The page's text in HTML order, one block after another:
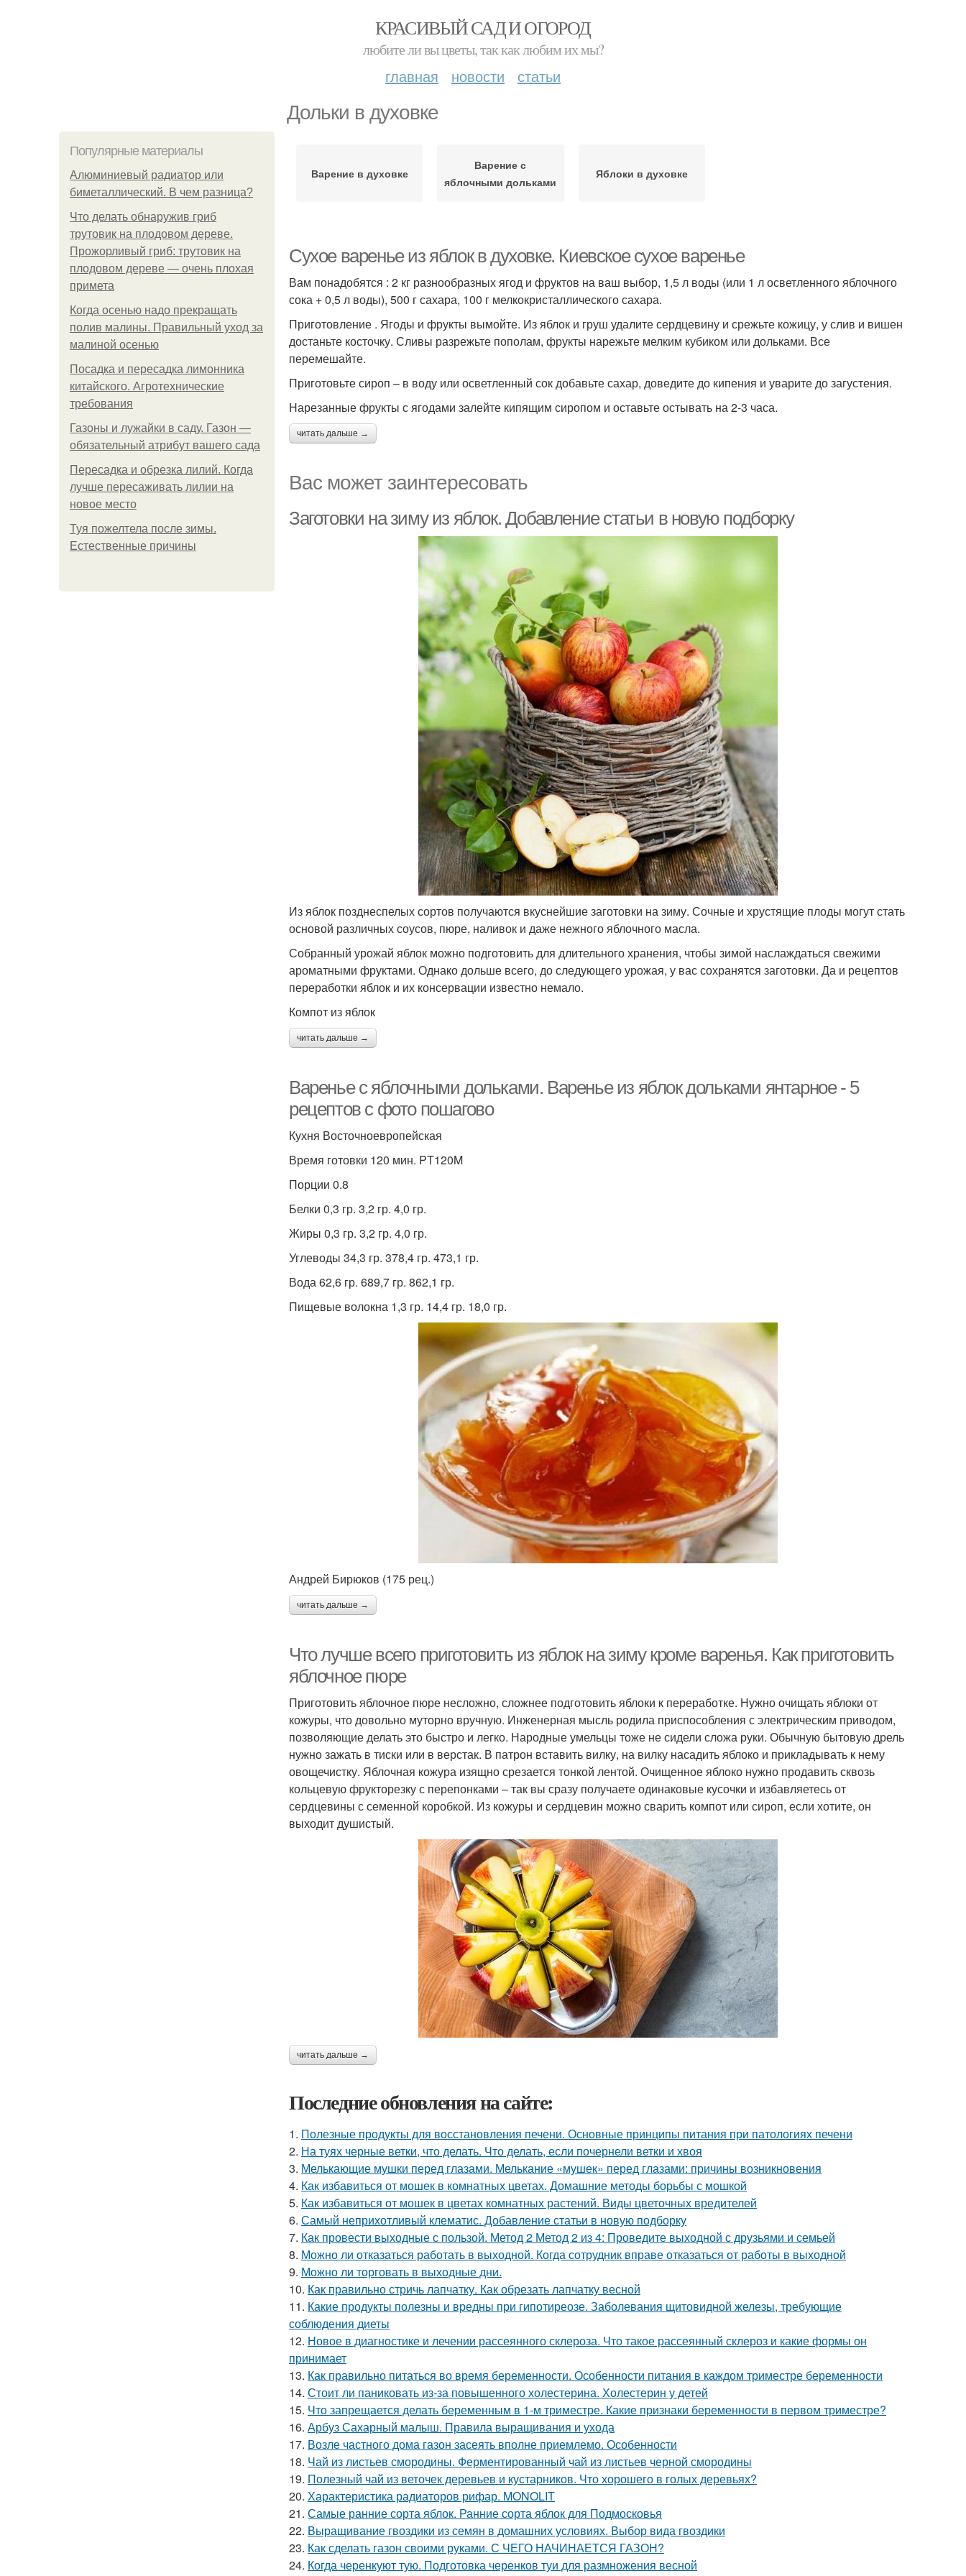
КРАСИВЫЙ САД И ОГОРОД
любите ли вы цветы, так как любим их мы?
главная новости статьи
Дольки в духовке
Популярные материалы
Алюминиевый радиатор или
биметаллический. В чем разница?
Что делать обнаружив гриб
трутовик на плодовом дереве.
Прожорливый гриб: трутовик на
плодовом дереве — очень плохая
примета
Когда осенью надо прекращать
полив малины. Правильный уход за
малиной осенью
Посадка и пересадка лимонника
китайского. Агротехнические
требования
Газоны и лужайки в саду. Газон —
обязательный атрибут вашего сада
Пересадка и обрезка лилий. Когда
лучше пересаживать лилии на
новое место
Туя пожелтела после зимы.
Естественные причины
Варение в духовке
Варение с
яблочными дольками
Яблоки в духовке
Сухое варенье из яблок в духовке. Киевское сухое варенье
Вам понадобятся : 2 кг разнообразных ягод и фруктов на ваш выбор, 1,5 л воды (или 1 л осветленного яблочного
сока + 0,5 л воды), 500 г сахара, 100 г мелкокристаллического сахара.
Приготовление . Ягоды и фрукты вымойте. Из яблок и груш удалите сердцевину и срежьте кожицу, у слив и вишен
достаньте косточку. Сливы разрежьте пополам, фрукты нарежьте мелким кубиком или дольками. Все
перемешайте.
Приготовьте сироп – в воду или осветленный сок добавьте сахар, доведите до кипения и уварите до загустения.
Нарезанные фрукты с ягодами залейте кипящим сиропом и оставьте остывать на 2-3 часа.
читать дальше →
Вас может заинтересовать
Заготовки на зиму из яблок. Добавление статьи в новую подборку
Из яблок позднеспелых сортов получаются вкуснейшие заготовки на зиму. Сочные и хрустящие плоды могут стать
основой различных соусов, пюре, наливок и даже нежного яблочного масла.
Собранный урожай яблок можно подготовить для длительного хранения, чтобы зимой наслаждаться свежими
ароматными фруктами. Однако дольше всего, до следующего урожая, у вас сохранятся заготовки. Да и рецептов
переработки яблок и их консервации известно немало.
Компот из яблок
читать дальше →
Варенье с яблочными дольками. Варенье из яблок дольками янтарное - 5
рецептов с фото пошагово
Кухня Восточноевропейская
Время готовки 120 мин. PT120M
Порции 0.8
Белки 0,3 гр. 3,2 гр. 4,0 гр.
Жиры 0,3 гр. 3,2 гр. 4,0 гр.
Углеводы 34,3 гр. 378,4 гр. 473,1 гр.
Вода 62,6 гр. 689,7 гр. 862,1 гр.
Пищевые волокна 1,3 гр. 14,4 гр. 18,0 гр.
Андрей Бирюков (175 рец.)
читать дальше →
Что лучше всего приготовить из яблок на зиму кроме варенья. Как приготовить
яблочное пюре
Приготовить яблочное пюре несложно, сложнее подготовить яблоки к переработке. Нужно очищать яблоки от
кожуры, что довольно муторно вручную. Инженерная мысль родила приспособления с электрическим приводом,
позволяющие делать это быстро и легко. Народные умельцы тоже не сидели сложа руки. Обычную бытовую дрель
нужно зажать в тиски или в верстак. В патрон вставить вилку, на вилку насадить яблоко и прикладывать к нему
овощечистку. Яблочная кожура изящно срезается тонкой лентой. Очищенное яблоко нужно продавить сквозь
кольцевую фрукторезку с перепонками – так вы сразу получаете одинаковые кусочки и избавляетесь от
сердцевины с семенной коробкой. Из кожуры и сердцевин можно сварить компот или сироп, если хотите, он
выходит душистый.
читать дальше →
Последние обновления на сайте:
1. Полезные продукты для восстановления печени. Основные принципы питания при патологиях печени
2. На туях черные ветки, что делать. Что делать, если почернели ветки и хвоя
3. Мелькающие мушки перед глазами. Мелькание «мушек» перед глазами: причины возникновения
4. Как избавиться от мошек в комнатных цветах. Домашние методы борьбы с мошкой
5. Как избавиться от мошек в цветах комнатных растений. Виды цветочных вредителей
6. Самый неприхотливый клематис. Добавление статьи в новую подборку
7. Как провести выходные с пользой. Метод 2 Метод 2 из 4: Проведите выходной с друзьями и семьей
8. Можно ли отказаться работать в выходной. Когда сотрудник вправе отказаться от работы в выходной
9. Можно ли торговать в выходные дни.
10. Как правильно стричь лапчатку. Как обрезать лапчатку весной
11. Какие продукты полезны и вредны при гипотиреозе. Заболевания щитовидной железы, требующие
соблюдения диеты
12. Новое в диагностике и лечении рассеянного склероза. Что такое рассеянный склероз и какие формы он
принимает
13. Как правильно питаться во время беременности. Особенности питания в каждом триместре беременности
14. Стоит ли паниковать из-за повышенного холестерина. Холестерин у детей
15. Что запрещается делать беременным в 1-м триместре. Какие признаки беременности в первом триместре?
16. Арбуз Сахарный малыш. Правила выращивания и ухода
17. Возле частного дома газон засеять вполне приемлемо. Особенности
18. Чай из листьев смородины. Ферментированный чай из листьев черной смородины
19. Полезный чай из веточек деревьев и кустарников. Что хорошего в голых деревьях?
20. Характеристика радиаторов рифар. MONOLIT
21. Самые ранние сорта яблок. Ранние сорта яблок для Подмосковья
22. Выращивание гвоздики из семян в домашних условиях. Выбор вида гвоздики
23. Как сделать газон своими руками. С ЧЕГО НАЧИНАЕТСЯ ГАЗОН?
24. Когда черенкуют тую. Подготовка черенков туи для размножения весной